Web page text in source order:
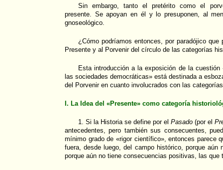
Sin embargo, tanto el pretérito como el
presente. Se apoyan en él y lo presuponen, al
gnoseológico.
¿Cómo podríamos entonces, por paradójico que
Presente y al Porvenir del círculo de las categorías
Esta introducción a la exposición de la
las sociedades democráticas» está destinada a
del Porvenir en cuanto involucrados con las
I. La Idea del «Presente» como categoría
1. Si la Historia se define por el Pasado(por el
antecedentes, pero también sus consecuentes,
mínimo grado de «rigor científico», entonces parece
fuera, desde luego, del campo histórico, porque aún
porque aún no tiene consecuencias positivas, las que